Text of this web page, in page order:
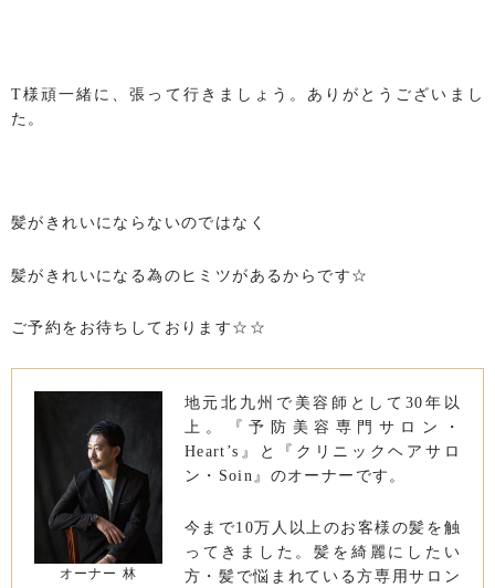
T様頑一緒に、張って行きましょう。ありがとうございまし
た。
髪がきれいにならないのではなく
髪がきれいになる為のヒミツがあるからです☆
ご予約をお待ちしております☆☆
オーナー 林
地元北九州で美容師として30年以
上。『予防美容専門サロン・
Heart’s』と『クリニックヘアサロ
ン・Soin』のオーナーです。
今まで10万人以上のお客様の髪を触
ってきました。髪を綺麗にしたい
方・髪で悩まれている方専用サロン